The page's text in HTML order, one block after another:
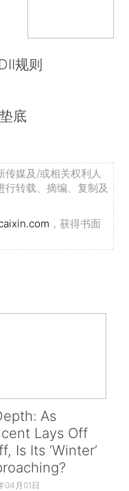
规则
底
传媒及/或相关权利人
转载、摘编、复制及
，获得书面
As
Lays Off
Is Its ‘Winter’
04月01日